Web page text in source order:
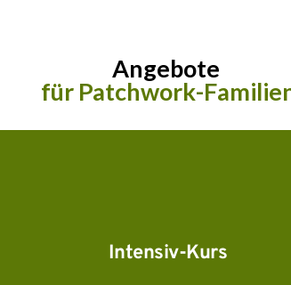
Angebote
für Patchwork-
Intensiv-Kurs